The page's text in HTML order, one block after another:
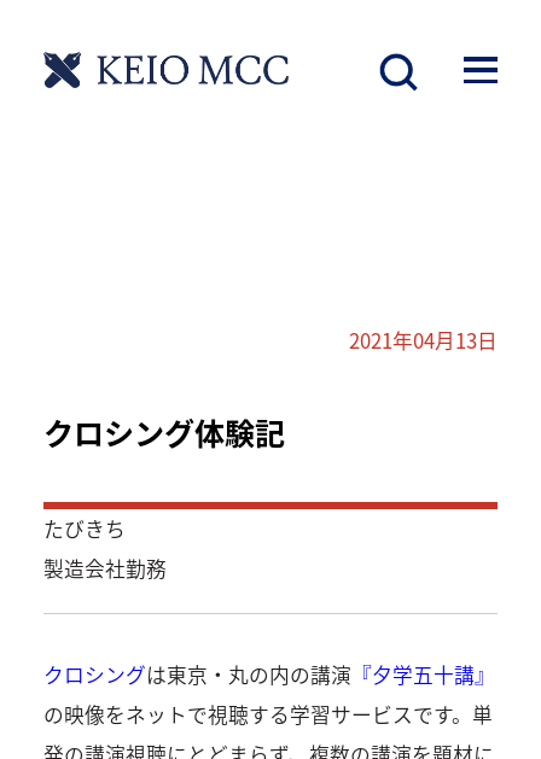
2021年04月13日
クロシング体験記
たびきち
製造会社勤務
クロシングは東京・丸の内の講演 『夕学五十講』
の映像をネットで視聴する学習サービスです。単